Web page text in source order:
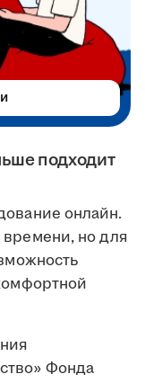
подходит
онлайн.
но для
Фонда